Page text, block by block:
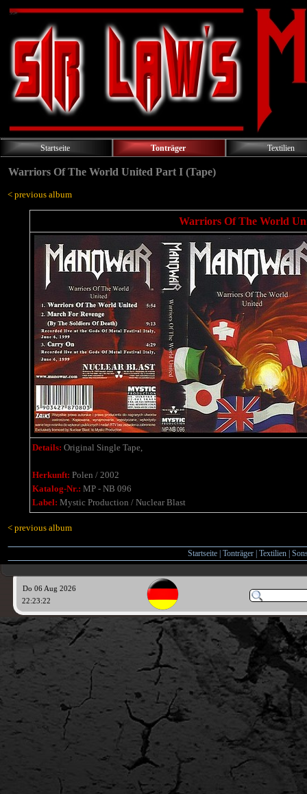
Startseite Tonträger Textilien
Warriors Of The World United Part I (Tape)
< previous album
Warriors Of The World
Details: Original Single Tape,
Herkunft: Polen / 2002
Katalog-Nr.: MP - NB 096
Label: Mystic Production / Nuclear Blast
< previous album
Startseite Tonträger Textilien
Do 06 Aug 2026
22:23:23